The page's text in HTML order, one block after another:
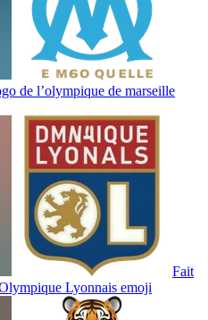
de l’olympique de marseille
Fait
Lyonnais emoji